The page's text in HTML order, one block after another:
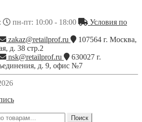
пн-пт: 10:00 - 18:00
Условия по
zakaz@retailprof.ru 107564 г. Москва,
д. 38 стр.2
nsk@retailprof.ru 630027 г.
д. 9, офис №7
Поиск